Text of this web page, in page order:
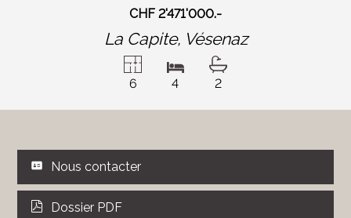
CHF 2'471'000.-
La Capite, Vésenaz
6 4 2
Nous contacter
Dossier PDF